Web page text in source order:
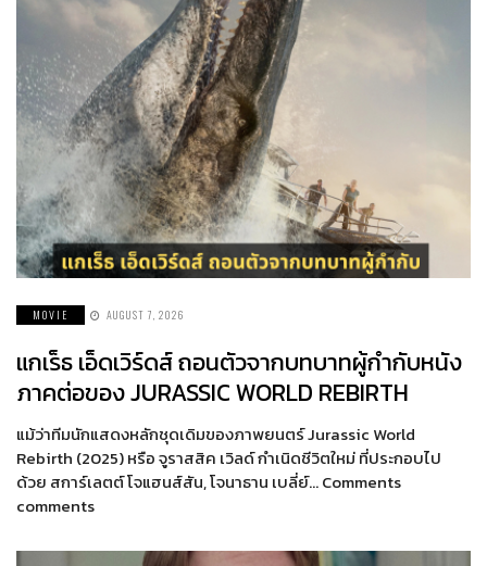
MOVIE AUGUST 7, 2026
แกเร็ธ เอ็ดเวิร์ดส์ ถอนตัวจากบทบาทผู้กำกับหนัง
ภาคต่อของ JURASSIC WORLD REBIRTH
แม้ว่าทีมนักแสดงหลักชุดเดิมของภาพยนตร์ Jurassic World
Rebirth (2025) หรือ จูราสสิค เวิลด์ กำเนิดชีวิตใหม่ ที่ประกอบไป
ด้วย สการ์เลตต์ โจแฮนส์สัน, โจนาธาน เบลี่ย์… Comments
comments